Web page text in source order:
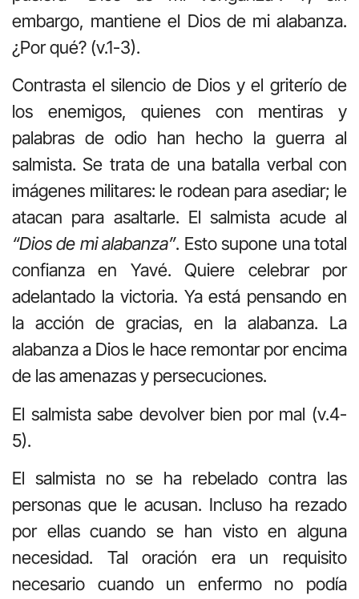
embargo, mantiene el Dios de mi alabanza.
¿Por qué? (v.1-3).
Contrasta el silencio de Dios y el griterío de
los enemigos, quienes con mentiras y
palabras de odio han hecho la guerra al
salmista. Se trata de una batalla verbal con
imágenes militares: le rodean para asediar; le
atacan para asaltarle. El salmista acude al
“Dios de mi alabanza”. Esto supone una total
confianza en Yavé. Quiere celebrar por
adelantado la victoria. Ya está pensando en
la acción de gracias, en la alabanza. La
alabanza a Dios le hace remontar por encima
de las amenazas y persecuciones.
El salmista sabe devolver bien por mal (v.4-
5).
El salmista no se ha rebelado contra las
personas que le acusan. Incluso ha rezado
por ellas cuando se han visto en alguna
necesidad. Tal oración era un requisito
necesario cuando un enfermo no podía